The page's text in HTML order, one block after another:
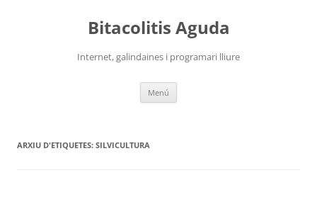
Bitacolitis Aguda
Internet, galindaines i programari lliure
Menú
ARXIU D'ETIQUETES: SILVICULTURA